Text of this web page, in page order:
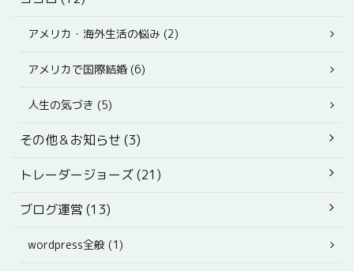
アメリカ・海外生活の悩み (2)
アメリカで国際結婚 (6)
人生の気づき (5)
その他＆お知らせ (3)
トレーダージョーズ (21)
ブログ運営 (13)
wordpress全般 (1)